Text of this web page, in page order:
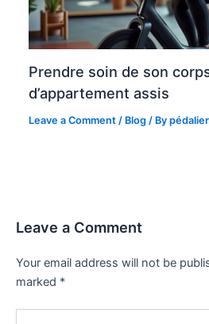
Prendre soin de son
d’appartement assis
Leave a Comment / Blog / By
Leave a Comment
Your email address will not be
marked *